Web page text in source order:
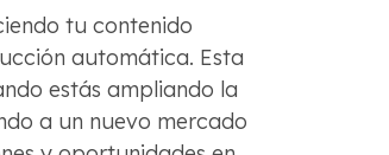
tu contenido
automática. Esta
estás ampliando la
a un nuevo mercado